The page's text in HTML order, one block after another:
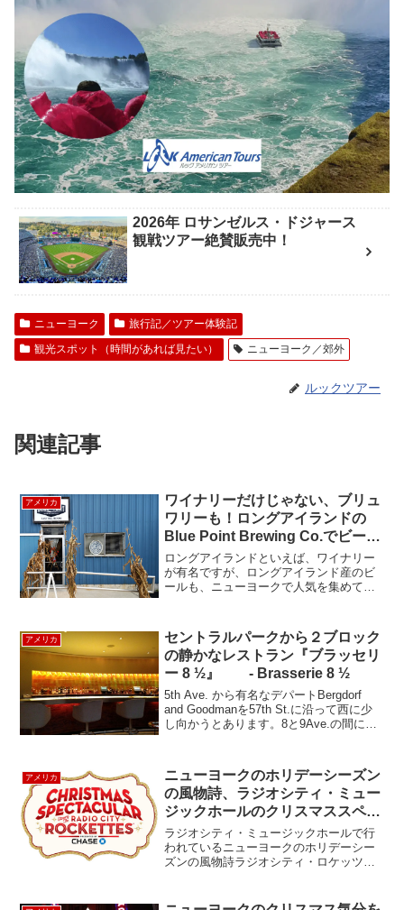
2026年 ロサンゼルス・ドジャース
観戦ツアー絶賛販売中！
ニューヨーク
旅行記／ツアー体験記
観光スポット（時間があれば見たい）
ニューヨーク／郊外
ルックツアー
関連記事
アメリカ
ワイナリーだけじゃない、ブリュ
ワリーも！ロングアイランドの
Blue Point Brewing Co.でビー
ル・テイスティング
ロングアイランドといえば、ワイナリー
が有名ですが、ロングアイランド産のビ
ールも、ニューヨークで人気を集めてい
イント・トーステッド・ラガー）。こ...
アメリカ
セントラルパークから２ブロック
の静かなレストラン『ブラッセリ
ー 8 ½』 - Brasserie 8 ½
5th Ave. から有名なデパートBergdorf
and Goodmanを57th St.に沿って西に少
し向かうとあります。8と9Ave.の間に位
が、レストラン...
アメリカ
ニューヨークのホリデーシーズン
の風物詩、ラジオシティ・ミュー
ジックホールのクリスマススペク
タキュラー
ラジオシティ・ミュージックホールで行
われているニューヨークのホリデーシー
ズンの風物詩ラジオシティ・ロケッツの
した。1933年から続く、伝統のクリス...